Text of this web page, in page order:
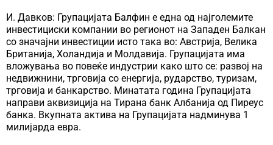
И. Давков: Групацијата Балфин е една од најголемите
инвестициски компании во регионот на Западен Балкан
со значајни инвестиции исто така во: Австрија, Велика
Британија, Холандија и Молдавија. Групацијата има
вложувања во повеќе индустрии како што се: развој на
недвижнини, трговија со енергија, рударство, туризам,
трговија и банкарство. Минатата година Групацијата
направи аквизиција на Тирана банк Албанија од Пиреус
банка. Вкупната актива на Групацијата надминува 1
милијарда евра.